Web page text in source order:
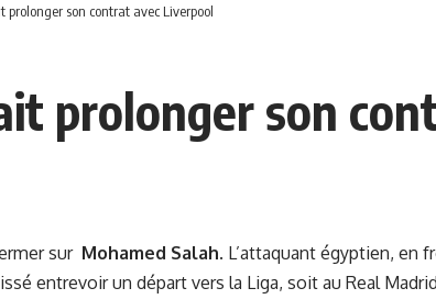
son contrat avec Liverpool
prolonger son
sur Mohamed Salah. L’attaquant égyptien, en
entrevoir un départ vers la Liga, soit au Real